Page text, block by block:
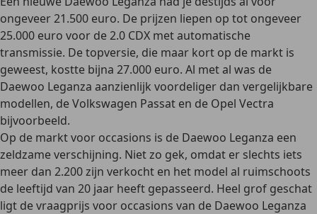
ongeveer21.500 euro. De prijzen liepen op tot ongeveer
25.000 euro voor de 2.0 CDX met automatische
transmissie. De topversie, die maar kort op de markt is
geweest, kostte bijna 27.000 euro. Al met al was de
Daewoo Leganza aanzienlijk voordeliger dan vergelijkbare
modellen, de Volkswagen Passat en de Opel Vectra
bijvoorbeeld.
Op de markt voor occasions is de Daewoo Leganza een
zeldzame verschijning. Niet zo gek, omdat er slechts iets
meer dan 2.200 zijn verkocht en het model al ruimschoots
de leeftijd van 20 jaar heeft gepasseerd. Heel grof geschat
ligt de vraagprijs voor occasions van de Daewoo Leganza